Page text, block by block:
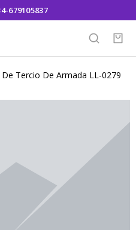
679105837
Tercio De Armada LL-0279